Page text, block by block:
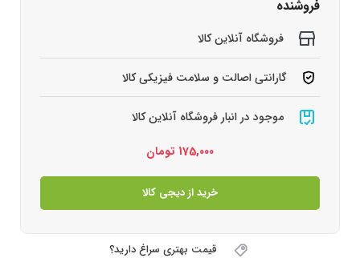
فروشنده
فروشگاه آنلاین کالا
گارانتی اصالت و سلامت فیزیکی کالا
موجود در انبار فروشگاه آنلاین کالا
175,000 تومان
خرید از دیجی کالا
قیمت بهتری سراغ دارید؟